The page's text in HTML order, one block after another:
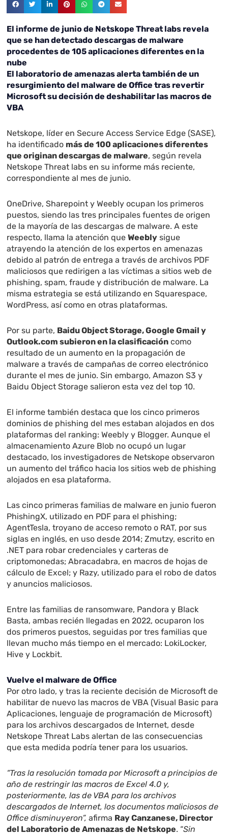
El informe de junio de Netskope Threat labs revela
que se han detectado descargas de malware
procedentes de 105 aplicaciones diferentes en la
nube
El laboratorio de amenazas alerta también de un
resurgimiento del malware de Office tras revertir
Microsoft su decisión de deshabilitar las macros de
VBA
Netskope, líder en Secure Access Service Edge (SASE),
ha identificado más de 100 aplicaciones diferentes
que originan descargas de malware, según revela
Netskope Threat labs en su informe más reciente,
correspondiente al mes de junio.
OneDrive, Sharepoint y Weebly ocupan los primeros
puestos, siendo las tres principales fuentes de origen
de la mayoría de las descargas de malware. A este
respecto, llama la atención queWeebly sigue
atrayendo la atención de los expertos en amenazas
debido al patrón de entrega a través de archivos PDF
maliciosos que redirigen a las víctimas a sitios web de
phishing, spam, fraude y distribución de malware. La
misma estrategia se está utilizando en Squarespace,
WordPress, así como en otras plataformas.
Por su parte, Baidu Object Storage, Google Gmail y
Outlook.com subieron en la clasificación como
resultado de un aumento en la propagación de
malware a través de campañas de correo electrónico
durante el mes de junio. Sin embargo, Amazon S3 y
Baidu Object Storage salieron esta vez del top 10.
El informe también destaca que los cinco primeros
dominios de phishing del mes estaban alojados en dos
plataformas del ranking: Weebly y Blogger. Aunque el
almacenamiento Azure Blob no ocupó un lugar
destacado, los investigadores de Netskope observaron
un aumento del tráfico hacia los sitios web de phishing
alojados en esa plataforma.
Las cinco primeras familias de malware en junio fueron
PhishingX, utilizado en PDF para el phishing;
AgentTesla, troyano de acceso remoto o RAT, por sus
siglas en inglés, en uso desde 2014; Zmutzy, escrito en
.NET para robar credenciales y carteras de
criptomonedas; Abracadabra, en macros de hojas de
cálculo de Excel; y Razy, utilizado para el robo de datos
y anuncios maliciosos.
Entre las familias de ransomware, Pandora y Black
Basta, ambas recién llegadas en 2022, ocuparon los
dos primeros puestos, seguidas por tres familias que
llevan mucho más tiempo en el mercado: LokiLocker,
Hive y Lockbit.
Vuelve el malware de Office
Por otro lado, y tras la reciente decisión de Microsoft de
habilitar de nuevo las macros de VBA (Visual Basic para
Aplicaciones, lenguaje de programación de Microsoft)
para los archivos descargados de Internet, desde
Netskope Threat Labs alertan de las consecuencias
que esta medida podría tener para los usuarios.
“Tras la resolución tomada por Microsoft a principios de
año de restringir las macros de Excel 4.0 y,
posteriormente, las de VBA para los archivos
descargados de Internet, los documentos maliciosos de
Office disminuyeron”, afirma Ray Canzanese, Director
del Laboratorio de Amenazas de Netskope. “Sin